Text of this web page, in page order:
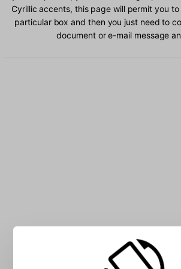
Cyrillic accents, this page will permit you
particular box and then you just need to
document or e-mail message
Type Bosnian Cyrillic